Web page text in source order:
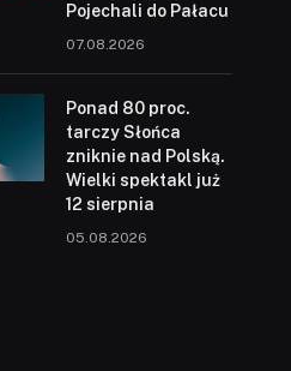
Pojechali do Pałacu
07.08.2026
Ponad 80 proc.
tarczy Słońca
zniknie nad Polską.
Wielki spektakl już
12 sierpnia
05.08.2026